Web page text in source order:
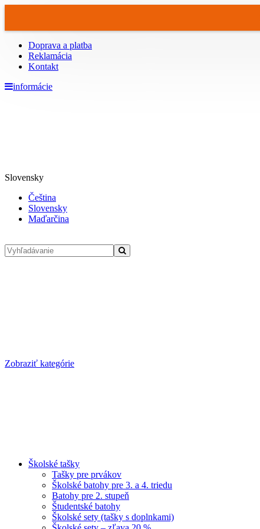
Doprava a platba
Reklamácia
Kontakt
informácie
Slovensky
Čeština
Slovensky
Maďarčina
Zobraziť kategórie
Školské tašky
Tašky pre prvákov
Školské batohy pre 3. a 4. triedu
Batohy pre 2. stupeň
Študentské batohy
Školské sety (tašky s doplnkami)